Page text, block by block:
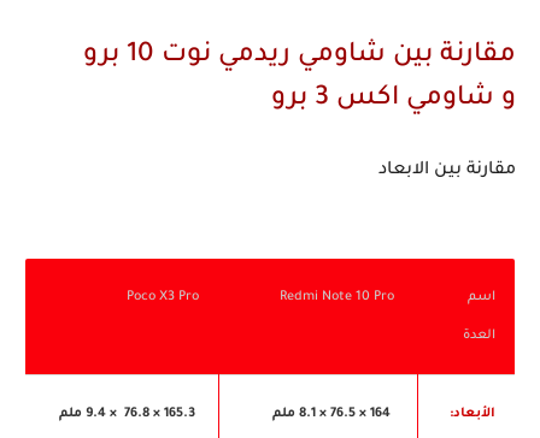
مقارنة بين شاومي ريدمي نوت 10 برو
و شاومي اكس 3 برو
مقارنة بين الابعاد
اسم
العدة
Redmi Note 10 Pro
Poco X3 Pro
الأبعاد: × 8.1 ملم